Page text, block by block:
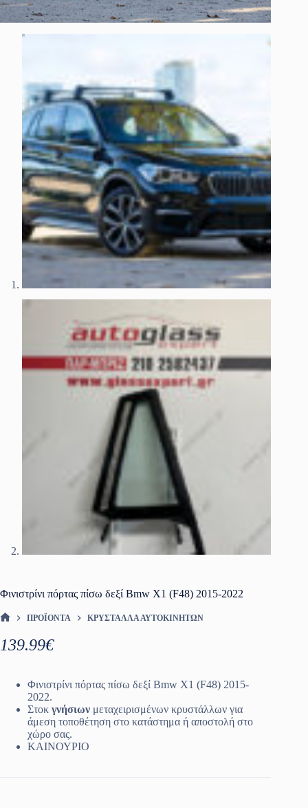
Φινιστρίνι πόρτας πίσω δεξί Bmw X1 (F48) 2015-2022
ΠΡΟΪΌΝΤΑ ΚΡΎΣΤΑΛΛΑ ΑΥΤΟΚΙΝΉΤΩΝ
139.99€
Φινιστρίνι πόρτας πίσω δεξί Bmw X1 (F48) 2015-
2022.
Στοκ γνήσιων μεταχειρισμένων κρυστάλλων για
άμεση τοποθέτηση στο κατάστημα ή αποστολή στο
χώρο σας.
ΚΑΙΝΟΥΡΙΟ